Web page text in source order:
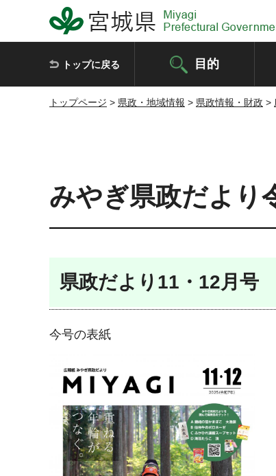
宮城県 Miyagi Prefectural Government
トップに戻る 目的
トップページ > 県政・地域情報 > 県政情報・財政 >
みやぎ県政だより
県政だより11・12月号
今号の表紙